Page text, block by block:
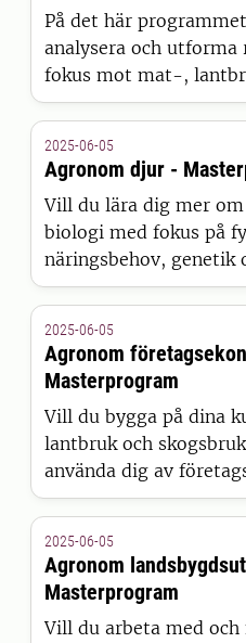
På det här
analysera och
fokus mot mat-,
miljösektorerna.
2025-06-05
Agronom djur -
Vill du lära dig mer
biologi med fokus på
näringsbehov, genetik
Vill du dessutom få
för djurhållning och
livsmedelsproduktion?
masterprogrammet
något för dig.
2025-06-05
Agronom
Masterprogram
Vill du bygga på dina
lantbruk och
använda dig av
teorier och verktyg för
produktion och
masterprogrammet
företagsekonomi något
2025-06-05
Agronom
Masterprogram
Vill du arbeta med